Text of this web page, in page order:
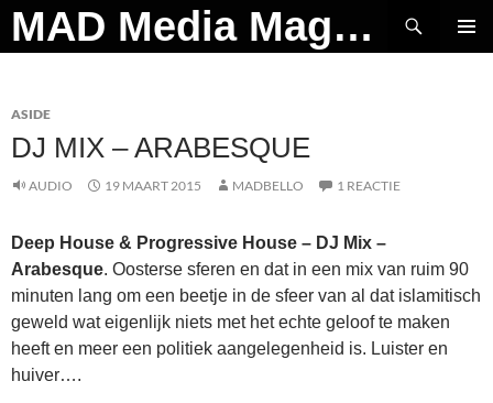
Ga
naar
MAD Media Magazine
Zoeken
ASIDE
DJ MIX – ARABESQUE
AUDIO 19 MAART 2015 MADBELLO 1 REACTIE
Deep House & Progressive House – DJ Mix –
Arabesque. Oosterse sferen en dat in een mix van ruim 90
minuten lang om een beetje in de sfeer van al dat islamitisch
geweld wat eigenlijk niets met het echte geloof te maken
heeft en meer een politiek aangelegenheid is. Luister en
huiver….